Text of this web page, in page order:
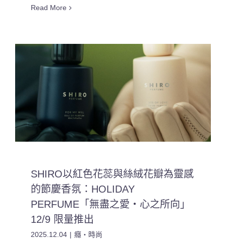
Read More
SHIRO以紅色花蕊與絲絨花瓣為靈感
的節慶香氛：HOLIDAY
PERFUME「無盡之愛・心之所向」
12/9 限量推出
2025.12.04 | 癮・時尚